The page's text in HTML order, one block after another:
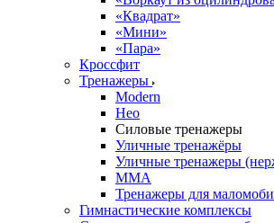
«Квадрат»
«Мини»
«Пара»
Кроссфит
Тренажеры
Modern
Нео
Силовые тренажеры
Уличные тренажёры
Уличные тренажеры
ММА
Тренажеры для
Гимнастические комплексы